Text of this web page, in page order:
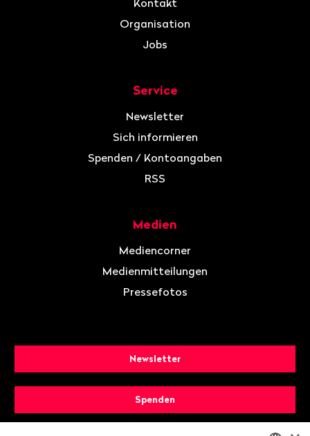
Kontakt
Organisation
Jobs
Service
Newsletter
Sich informieren
Spenden / Kontoangaben
RSS
Medien
Mediencorner
Medienmitteilungen
Pressefotos
Newsletter
Spenden